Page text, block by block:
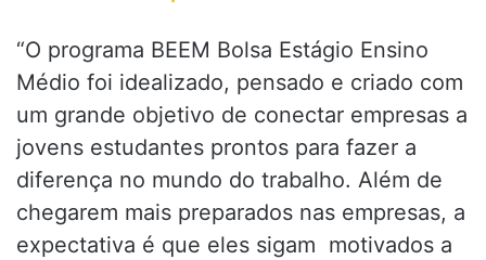
“O programa BEEM Bolsa Estágio Ensino
Médio foi idealizado, pensado e criado com
um grande objetivo de conectar empresas a
jovens estudantes prontos para fazer a
diferença no mundo do trabalho. Além de
chegarem mais preparados nas empresas, a
expectativa é que eles sigam motivados a